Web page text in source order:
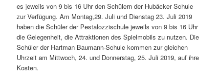
es jeweils von 9 bis 16 Uhr den Schülern der Hubäcker Schule
zur Verfügung. Am Montag,29. Juli und Dienstag 23. Juli 2019
haben die Schüler der Pestalozzischule jeweils von 9 bis 16 Uhr
die Gelegenheit, die Attraktionen des Spielmobils zu nutzen. Die
Schüler der Hartman Baumann-Schule kommen zur gleichen
Uhrzeit am Mittwoch, 24. und Donnerstag, 25. Juli 2019, auf ihre
Kosten.